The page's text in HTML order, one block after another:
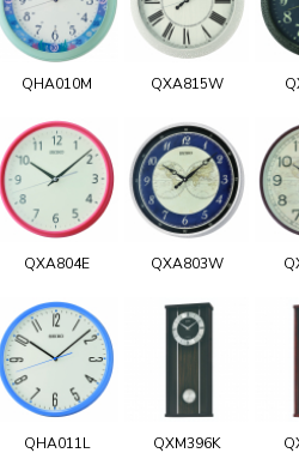
QHA010M QXA815W
QXA804E QXA803W
QHA011L QXM396K